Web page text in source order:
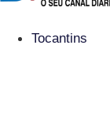
Tocantins